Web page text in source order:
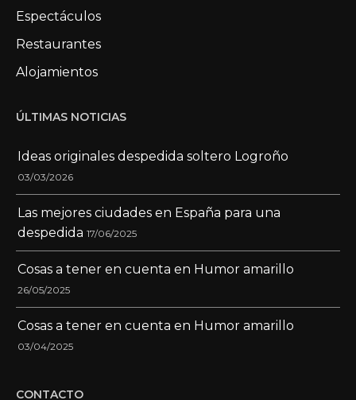
Espectáculos
Restaurantes
Alojamientos
ÚLTIMAS NOTICIAS
Ideas originales despedida soltero Logroño
03/03/2026
Las mejores ciudades en España para una
despedida 17/06/2025
Cosas a tener en cuenta en Humor amarillo
26/05/2025
Cosas a tener en cuenta en Humor amarillo
03/04/2025
CONTACTO